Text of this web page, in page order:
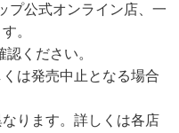
プ公式オンライン店、一
。
ください。
は発売中止となる場合
ります。詳しくは各店